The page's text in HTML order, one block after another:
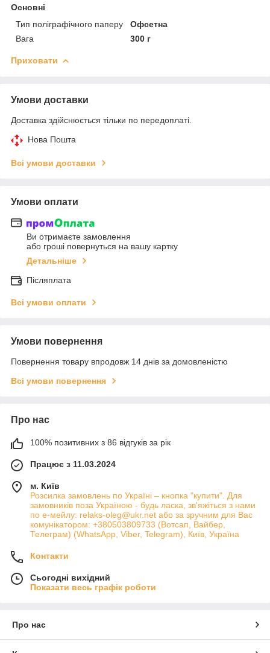
Основні
Тип поліграфічного паперу
Офсетна
Вага
300 г
Приховати
Умови доставки
Доставка здійснюється тільки по передоплаті.
Нова Пошта
Всі умови доставки
Умови оплати
Ви отримаєте замовлення
або гроші повернуться на вашу картку
Детальніше
Післяплата
Всі умови оплати
Умови повернення
Повернення товару впродовж 14 днів за домовленістю
Всі умови повернення
Про нас
100% позитивних з 86 відгуків за рік
Працює з 11.03.2024
м. Київ
Розсилка замовлень по Україні – кнопка "купити". Для
замовників поза Україною - будь ласка, зв'яжіться з нами
по е-мейлу: relaks-oleg@ukr.net або за зручним для Вас
комунікатором: +380503809733 (Вотсап, Вайбер,
Телеграм) (WhatsApp, Viber, Telegram), Київ, Україна
Контакти
Сьогодні вихідний
Показати весь графік роботи
Про нас